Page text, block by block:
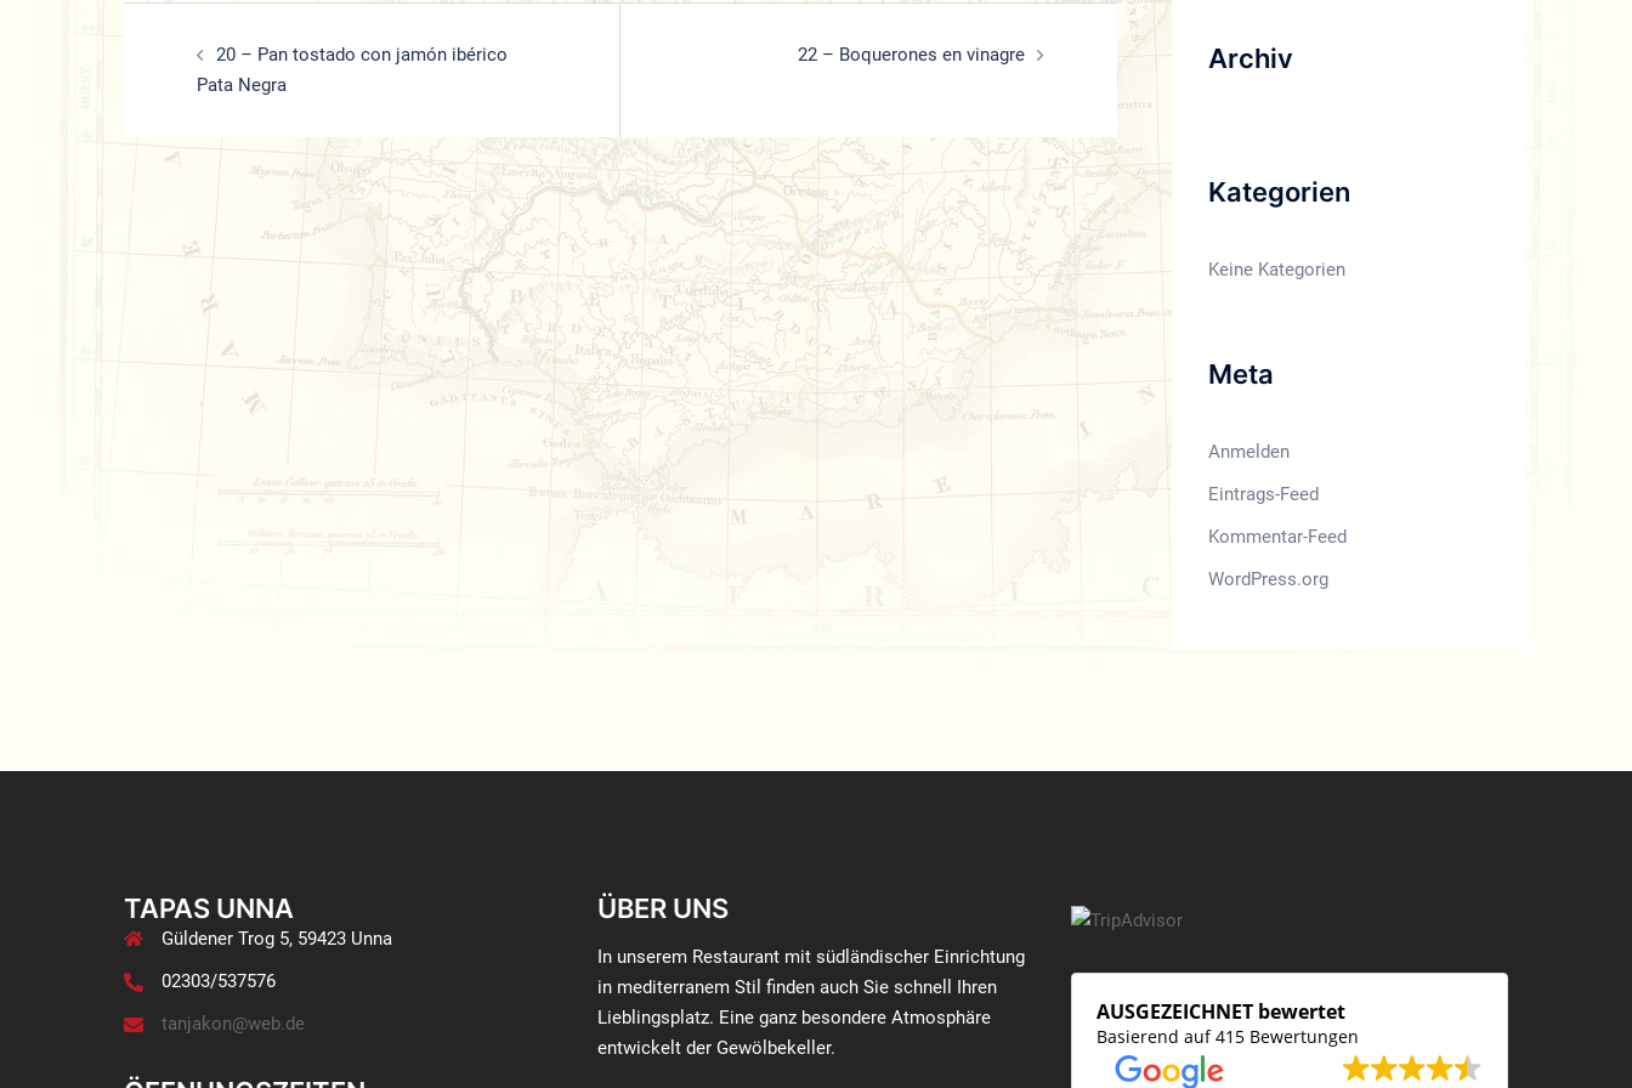
Navigation
20 – Pan tostado con jamón ibérico
Pata Negra
22 – Boquerones en vinagre Archiv
Kategorien
Keine Kategorien
Meta
Anmelden
Eintrags-Feed
Kommentar-Feed
WordPress.org
TAPAS UNNA
Güldener Trog 5, 59423 Unna
02303/537576
tanjakon@web.de
ÜBER UNS
In unserem Restaurant mit südländischer Einrichtung
in mediterranem Stil finden auch Sie schnell Ihren
Lieblingsplatz. Eine ganz besondere Atmosphäre
entwickelt der Gewölbekeller.
AUSGEZEICHNET bewertet
Basierend auf 415 Bewertungen